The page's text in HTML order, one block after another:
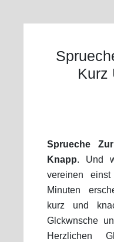
Kurz
Sprueche
Knapp. Und
vereinen
Minuten
kurz und
Glckwnsche
Herzlichen